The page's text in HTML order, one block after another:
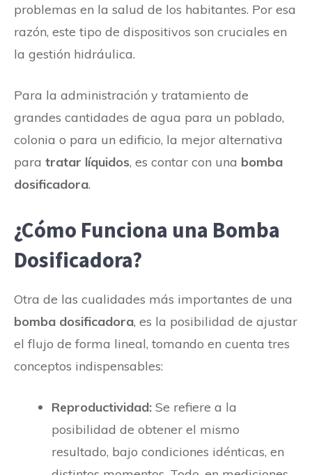
problemas en la salud de los habitantes. Por esa
razón, este tipo de dispositivos son cruciales en
la gestión hidráulica.
Para la administración y tratamiento de
grandes cantidades de agua para un poblado,
colonia o para un edificio, la mejor alternativa
para tratar líquidos, es contar con una bomba
dosificadora.
¿Cómo Funciona una Bomba
Dosificadora?
Otra de las cualidades más importantes de una
bomba dosificadora, es la posibilidad de ajustar
el flujo de forma lineal, tomando en cuenta tres
conceptos indispensables:
Reproductividad: Se refiere a la
posibilidad de obtener el mismo
resultado, bajo condiciones idénticas, en